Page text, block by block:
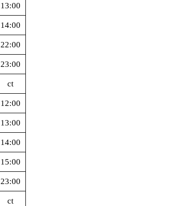
13:00
14:00
22:00
23:00
ct
12:00
13:00
14:00
15:00
23:00
ct